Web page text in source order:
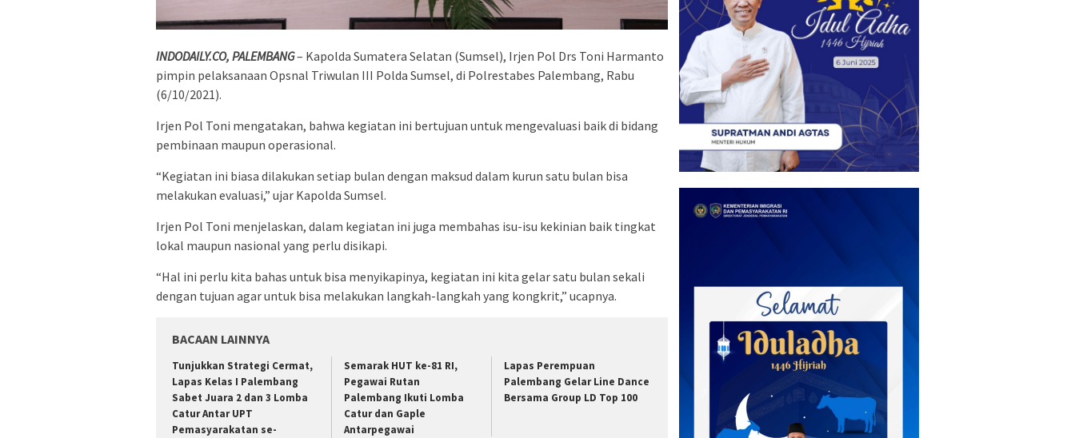
INDODAILY.CO, PALEMBANG– Kapolda Sumatera Selatan (Sumsel), Irjen Pol Drs Toni Harmanto
pimpin pelaksanaan Opsnal Triwulan III Polda Sumsel, di Polrestabes Palembang, Rabu
(6/10/2021).
Irjen Pol Toni mengatakan, bahwa kegiatan ini bertujuan untuk mengevaluasi baik di bidang
pembinaan maupun operasional.
“Kegiatan ini biasa dilakukan setiap bulan dengan maksud dalam kurun satu bulan bisa
melakukan evaluasi,” ujar Kapolda Sumsel.
Irjen Pol Toni menjelaskan, dalam kegiatan ini juga membahas isu-isu kekinian baik tingkat
lokal maupun nasional yang perlu disikapi.
“Hal ini perlu kita bahas untuk bisa menyikapinya, kegiatan ini kita gelar satu bulan sekali
dengan tujuan agar untuk bisa melakukan langkah-langkah yang kongkrit,” ucapnya.
BACAAN LAINNYA
Tunjukkan Strategi Cermat,
Lapas Kelas I Palembang
Sabet Juara 2 dan 3 Lomba
Catur Antar UPT
Pemasyarakatan se-
Semarak HUT ke-81 RI,
Pegawai Rutan
Palembang Ikuti Lomba
Catur dan Gaple
Antarpegawai
Lapas Perempuan
Palembang Gelar Line Dance
Bersama Group LD Top 100